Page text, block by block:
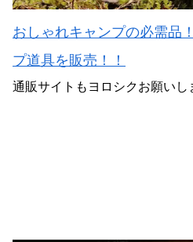
おしゃれキャンプの必需品
プ道具を販売！！
通販サイトもヨロシクお願いし